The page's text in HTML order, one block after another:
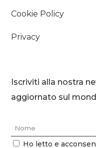
Cookie Policy
Privacy
Iscriviti alla nostra
aggiornato sul
Ho letto e